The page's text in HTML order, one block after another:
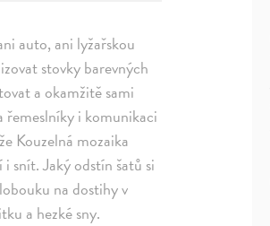
auto, ani lyžařskou
stovky barevných
a okamžitě sami
řemeslníky i komunikaci
Kouzelná mozaika
snít. Jaký odstín šatů si
na dostihy v
a hezké sny.